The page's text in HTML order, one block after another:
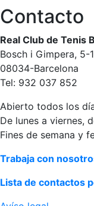
Actividades
Sociales
Juegos de
mesa
Peñas del Club
Wellness Center
Servicio de
fisiosalud
Contacto
Real Club de Tenis
Bosch i Gimpera, 5-
08034-Barcelona
Tel: 932 037 852
Abierto todos los
De lunes a viernes,
Fines de semana y
Trabaja con
Lista de contactos